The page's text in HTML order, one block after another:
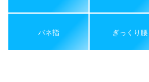
バネ指 ぎっくり腰